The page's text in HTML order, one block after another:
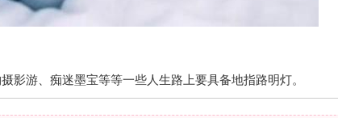
影游、痴迷墨宝等等一些人生路上要具备地指路明灯。